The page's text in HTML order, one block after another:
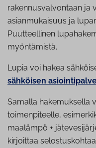
rakennusvalvontaan ja
asianmukaisuus ja
Puutteellinen
myöntämistä.
Lupia voi hakea
sähköisen
Samalla hakemuksella
toimenpiteelle,
maalämpö +
kirjoittaa